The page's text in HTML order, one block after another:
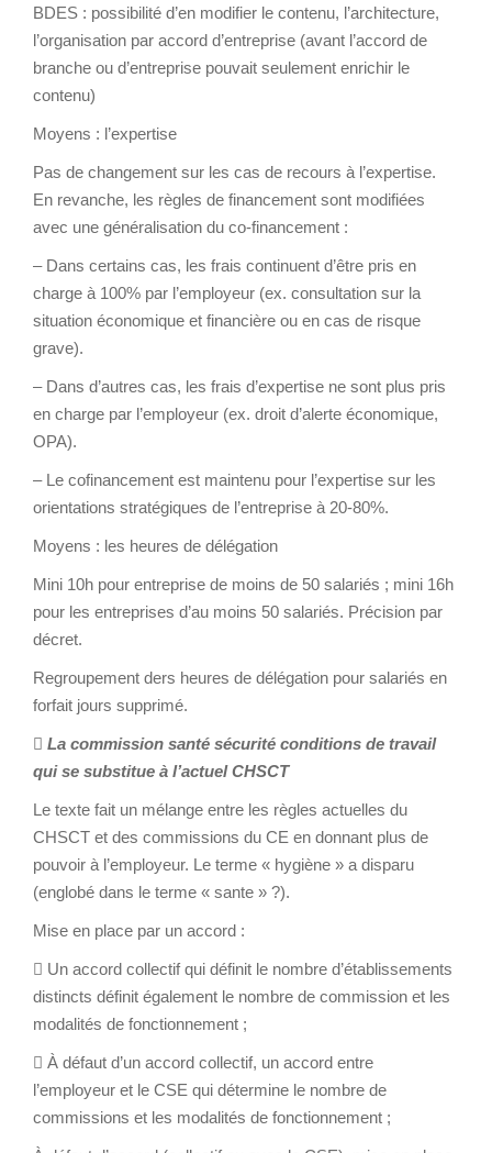
BDES : possibilité d’en modifier le contenu, l’architecture,
l’organisation par accord d’entreprise (avant l’accord de
branche ou d’entreprise pouvait seulement enrichir le
contenu)
Moyens : l’expertise
Pas de changement sur les cas de recours à l’expertise.
En revanche, les règles de financement sont modifiées
avec une généralisation du co-financement :
– Dans certains cas, les frais continuent d’être pris en
charge à 100% par l’employeur (ex. consultation sur la
situation économique et financière ou en cas de risque
grave).
– Dans d’autres cas, les frais d’expertise ne sont plus pris
en charge par l’employeur (ex. droit d’alerte économique,
OPA).
– Le cofinancement est maintenu pour l’expertise sur les
orientations stratégiques de l’entreprise à 20-80%.
Moyens : les heures de délégation
Mini 10h pour entreprise de moins de 50 salariés ; mini 16h
pour les entreprises d’au moins 50 salariés. Précision par
décret.
Regroupement ders heures de délégation pour salariés en
forfait jours supprimé.
 La commission santé sécurité conditions de travail
qui se substitue à l’actuel CHSCT
Le texte fait un mélange entre les règles actuelles du
CHSCT et des commissions du CE en donnant plus de
pouvoir à l’employeur. Le terme « hygiène » a disparu
(englobé dans le terme « sante » ?).
Mise en place par un accord :
 Un accord collectif qui définit le nombre d’établissements
distincts définit également le nombre de commission et les
modalités de fonctionnement ;
 À défaut d’un accord collectif, un accord entre
l’employeur et le CSE qui détermine le nombre de
commissions et les modalités de fonctionnement ;